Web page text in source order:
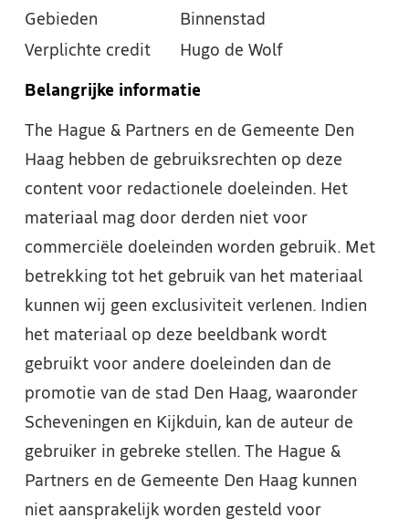
Gebieden
Binnenstad
Verplichte credit
Hugo de Wolf
Belangrijke informatie
The Hague & Partners en de Gemeente Den
Haag hebben de gebruiksrechten op deze
content voor redactionele doeleinden. Het
materiaal mag door derden niet voor
commerciële doeleinden worden gebruik. Met
betrekking tot het gebruik van het materiaal
kunnen wij geen exclusiviteit verlenen. Indien
het materiaal op deze beeldbank wordt
gebruikt voor andere doeleinden dan de
promotie van de stad Den Haag, waaronder
Scheveningen en Kijkduin, kan de auteur de
gebruiker in gebreke stellen. The Hague &
Partners en de Gemeente Den Haag kunnen
niet aansprakelijk worden gesteld voor